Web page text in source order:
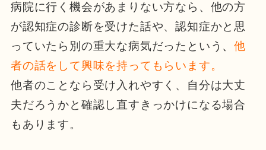
病院に行く機会があまりない方なら、他の方
が認知症の診断を受けた話や、認知症かと思
っていたら別の重大な病気だったという 、他
者の話をして興味を持ってもらいます。
他者のことなら受け入れやすく、自分は大丈
夫だろうかと確認し直すきっかけになる場合
もあります。